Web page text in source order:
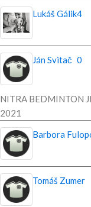
Lukáš Gálik4
Ján Svitač 0
NITRA BEDMINTON
2021
Barbora
Tomáš Zumer